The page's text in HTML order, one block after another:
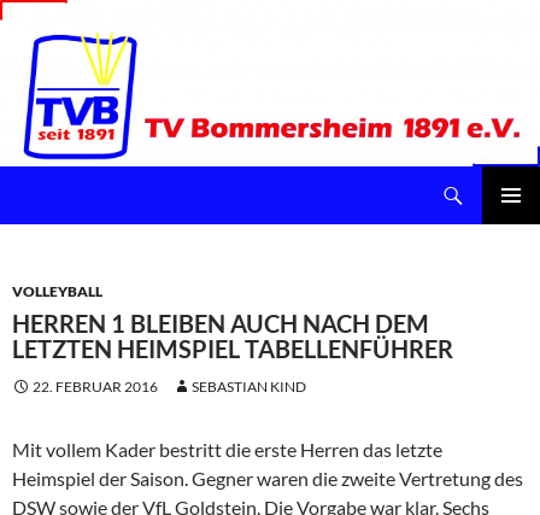
VOLLEYBALL
HERREN 1 BLEIBEN AUCH NACH DEM
LETZTEN HEIMSPIEL TABELLENFÜHRER
22. FEBRUAR 2016 SEBASTIAN KIND
Mit vollem Kader bestritt die erste Herren das letzte
Heimspiel der Saison. Gegner waren die zweite Vertretung des
DSW sowie der VfL Goldstein. Die Vorgabe war klar. Sechs